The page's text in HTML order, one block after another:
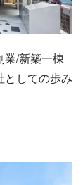
業/新築一棟
としての歩み